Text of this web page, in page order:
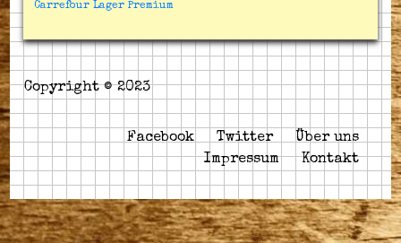
Carrefour Lager Premium
Copyright © 2023
Facebook Twitter
Über uns
Impressum
Kontakt